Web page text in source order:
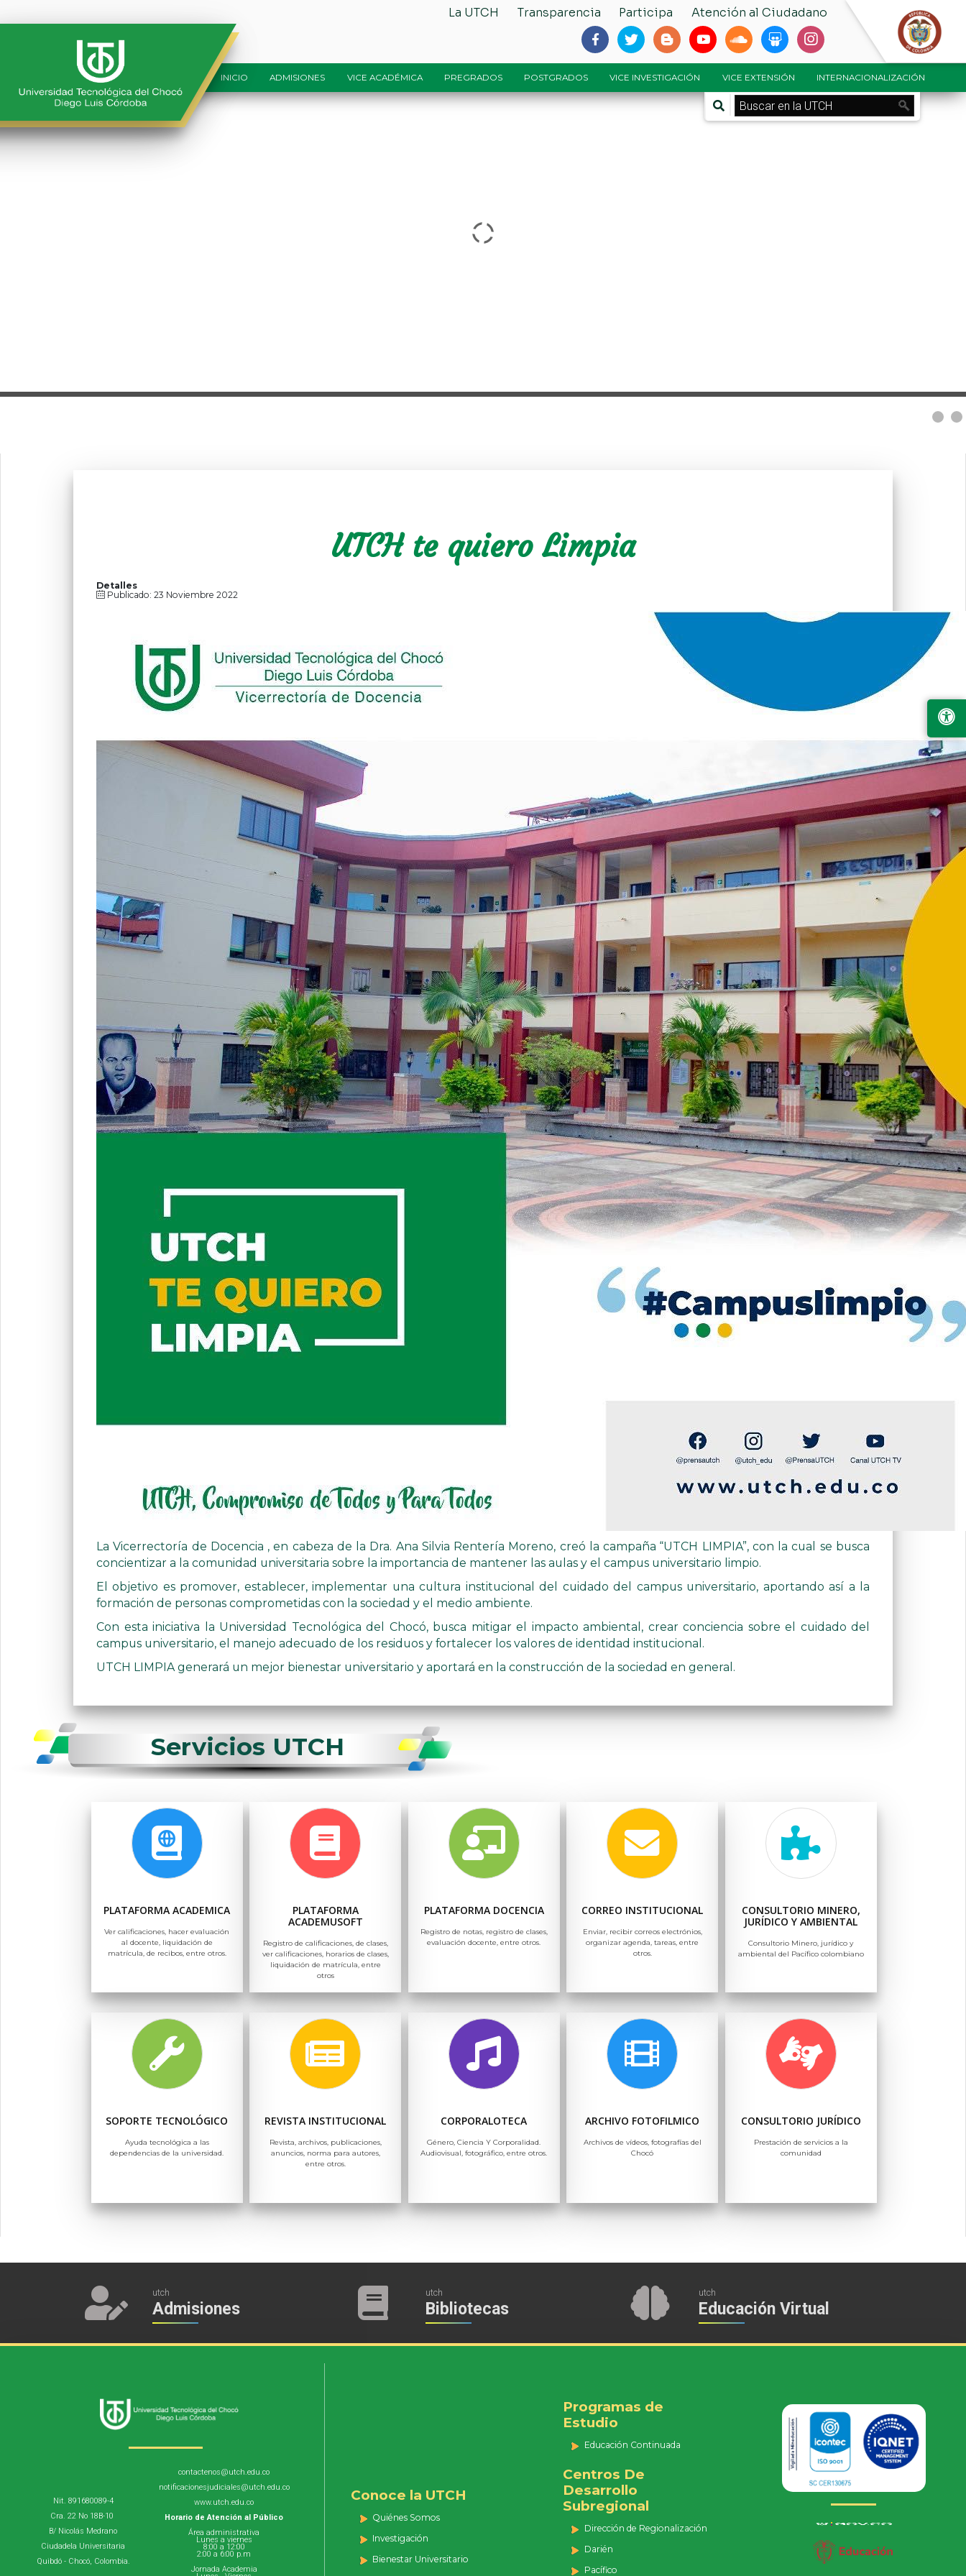
La UTCH Transparencia Participa Atención al Ciudadano
INICIO ADMISIONES VICE ACADÉMICA PREGRADOS POSTGRADOS VICE INVESTIGACIÓN VICE EXTENSIÓN INTERNACIONALIZACIÓN
UTCH te quiero Limpia
Detalles
Publicado: 23 Noviembre 2022
La Vicerrectoría de Docencia , en cabeza de la Dra. Ana Silvia Rentería Moreno, creó la campaña “UTCH LIMPIA”, con la cual se busca
concientizar a la comunidad universitaria sobre la importancia de mantener las aulas y el campus universitario limpio.
El objetivo es promover, establecer, implementar una cultura institucional del cuidado del campus universitario, aportando así a la
formación de personas comprometidas con la sociedad y el medio ambiente.
Con esta iniciativa la Universidad Tecnológica del Chocó, busca mitigar el impacto ambiental, crear conciencia sobre el cuidado del
campus universitario, el manejo adecuado de los residuos y fortalecer los valores de identidad institucional.
UTCH LIMPIA generará un mejor bienestar universitario y aportará en la construcción de la sociedad en general.
Servicios UTCH
PLATAFORMA ACADEMICA
Ver calificaciones, hacer evaluación
al docente, liquidación de
matrícula, de recibos, entre otros.
PLATAFORMA
ACADEMUSOFT
Registro de calificaciones, de clases,
ver calificaciones, horarios de clases,
liquidación de matrícula, entre
otros
PLATAFORMA DOCENCIA
Registro de notas, registro de clases,
evaluación docente, entre otros.
CORREO INSTITUCIONAL
Enviar, recibir correos electrónios,
organizar agenda, tareas, entre
otros.
CONSULTORIO MINERO,
JURÍDICO Y AMBIENTAL
Consultorio Minero, jurídico y
ambiental del Pacífico colombiano
SOPORTE TECNOLÓGICO
Ayuda tecnológica a las
dependencias de la universidad.
REVISTA INSTITUCIONAL
Revista, archivos, publicaciones,
anuncios, norma para autores,
entre otros.
CORPORALOTECA
Género, Ciencia Y Corporalidad.
Audiovisual, fotográfico, entre otros.
ARCHIVO FOTOFILMICO
Archivos de vídeos, fotografías del
Chocó
CONSULTORIO JURÍDICO
Prestación de servicios a la
comunidad
utch
Admisiones
utch
Bibliotecas
utch
Educación Virtual
Nit. 891680089-4
Cra. 22 No 18B-10
B/ Nicolás Medrano
Ciudadela Universitaria
Quibdó - Chocó, Colombia.
contactenos@utch.edu.co
notificacionesjudiciales@utch.edu.co
www.utch.edu.co
Horario de Atención al Público
Área administrativa
Lunes a viernes
8:00 a 12:00
2:00 a 6:00 p.m
Jornada Academia
Conoce la UTCH
Quiénes Somos
Investigación
Bienestar Universitario
Programas de
Estudio
Educación Continuada
Centros De
Desarrollo
Subregional
Dirección de Regionalización
Darién
Pacífico